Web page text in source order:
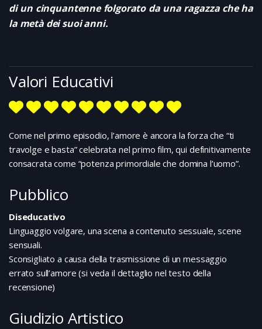
di un cinquantenne folgorato da una ragazza che ha
la metà dei suoi anni.
Valori Educativi
Come nel primo episodio, l’amore è ancora la forza che “ti
travolge e basta” celebrata nel primo film, qui definitivamente
consacrata come “potenza primordiale che domina l’uomo”.
Pubblico
Diseducativo
Linguaggio volgare, una scena a contenuto sessuale, scene
sensuali.
Sconsigliato a causa della trasmissione di un messaggio
errato sull’amore (si veda il dettaglio nel testo della
recensione)
Giudizio Artistico